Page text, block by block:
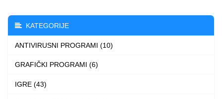
KATEGORIJE
ANTIVIRUSNI PROGRAMI (10)
GRAFIČKI PROGRAMI (6)
IGRE (43)